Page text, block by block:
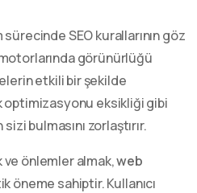
sürecinde SEO kurallarının göz
görünürlüğü
etkili bir şekilde
optimizasyonu eksikliği gibi
bulmasını zorlaştırır.
ve önlemler almak,web
öneme sahiptir. Kullanıcı